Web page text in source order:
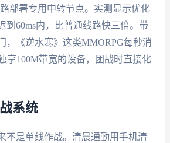
部署专用中转节点。实测显示优化
到60ms内，比普通线路快三倍。带
，《逆水寒》这类MMORPG每秒消
享100M带宽的设备，团战时直接化
系统
不是单线作战。清晨通勤用手机清